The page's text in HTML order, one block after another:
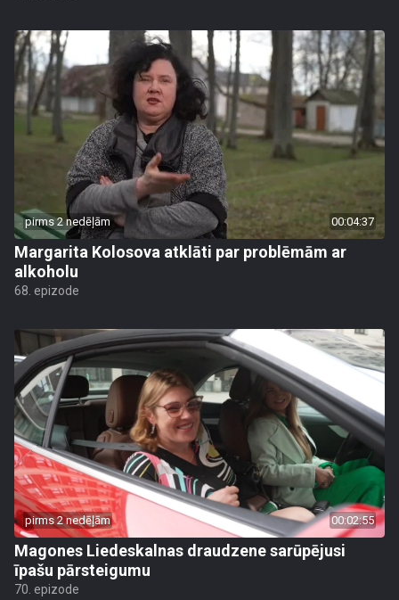
pirms 2 nedēļām 00:04:37
Margarita Kolosova atklāti par problēmām ar
alkoholu
68. epizode
pirms 2 nedēļām 00:02:55
Magones Liedeskalnas draudzene sarūpējusi
īpašu pārsteigumu
70. epizode